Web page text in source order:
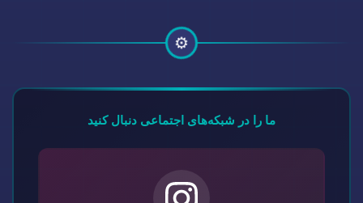
⚙️
ما را در شبکه‌های اجتماعی دنبال کنید